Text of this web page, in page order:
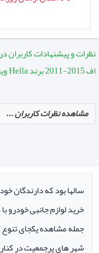
اف 2015-2011 برند Hella ویتنام چپ و راست:
مشاهده نظرات کاربران ...
سالها بود که دارندگان
خرید لوازم جانبی خودرو
جمله مشاهده یکجای تنوع
شهر های پرجمعیت در